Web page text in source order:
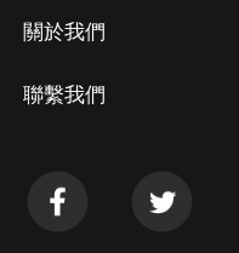
關於我們
聯繫我們